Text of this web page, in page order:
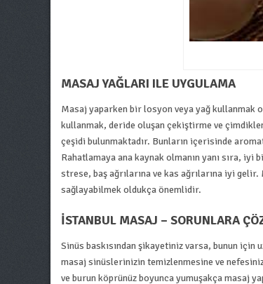
MASAJ YAĞLARI ILE UYGULAMA
Masaj yaparken bir losyon veya yağ kullanmak
kullanmak, deride oluşan çekiştirme ve
çeşidi bulunmaktadır. Bunların içerisinde
Rahatlamaya ana kaynak olmanın yanı sıra,
strese, baş ağrılarına ve kas ağrılarına iyi
sağlayabilmek oldukça önemlidir.
ISTANBUL MASAJ – SORUNLARA
Sinüs baskısından şikayetiniz varsa, bunun için
masaj sinüslerinizin temizlenmesine ve
ve burun köprünüz boyunca yumuşakça masaj